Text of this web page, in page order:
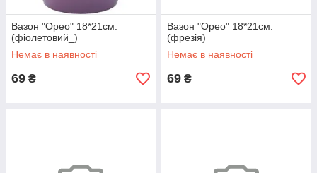
Вазон "Орео" 18*21см.
(фіолетовий_)
Немає в наявності
69 ₴
Вазон "Орео" 18*21см.
(фрезія)
Немає в наявності
69 ₴